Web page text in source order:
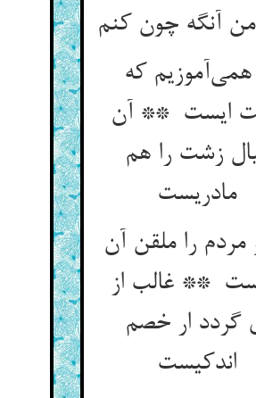
همی‌آموزیم که
ایست ** آن
زشت را هم
مادریست
مردم را ملقن آن
** غالب از
گردد ار خصم
اندکیست